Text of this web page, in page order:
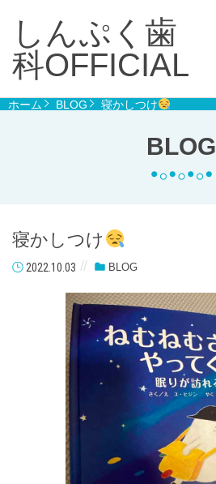
しんぷく歯
科OFFICIAL
BLOG
ホーム BLOG 寝かしつけ
寝かしつけ
2022.10.03 BLOG